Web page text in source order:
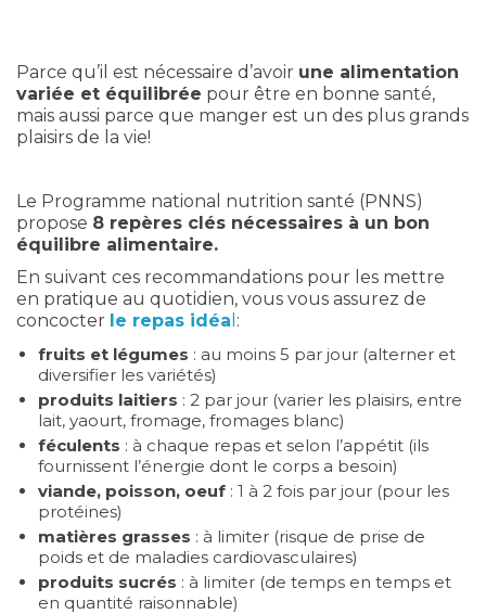
Parce qu’il est nécessaire d’avoir une alimentation
variée et équilibrée pour être en bonne santé,
mais aussi parce que manger est un des plus grands
plaisirs de la vie!
Le Programme national nutrition santé (PNNS)
propose 8 repères clés nécessaires à un bon
équilibre alimentaire.
En suivant ces recommandations pour les mettre
en pratique au quotidien, vous vous assurez de
concocter le repas idéa :
fruits et légumes : au moins 5 par jour (alterner et
diversifier les variétés)
produits laitiers : 2 par jour (varier les plaisirs, entre
lait, yaourt, fromage, fromages blanc)
féculents : à chaque repas et selon l’appétit (ils
fournissent l’énergie dont le corps a besoin)
viande, poisson, oeuf : 1 à 2 fois par jour (pour les
protéines)
matières grasses : à limiter (risque de prise de
poids et de maladies cardiovasculaires)
produits sucrés : à limiter (de temps en temps et
en quantité raisonnable)